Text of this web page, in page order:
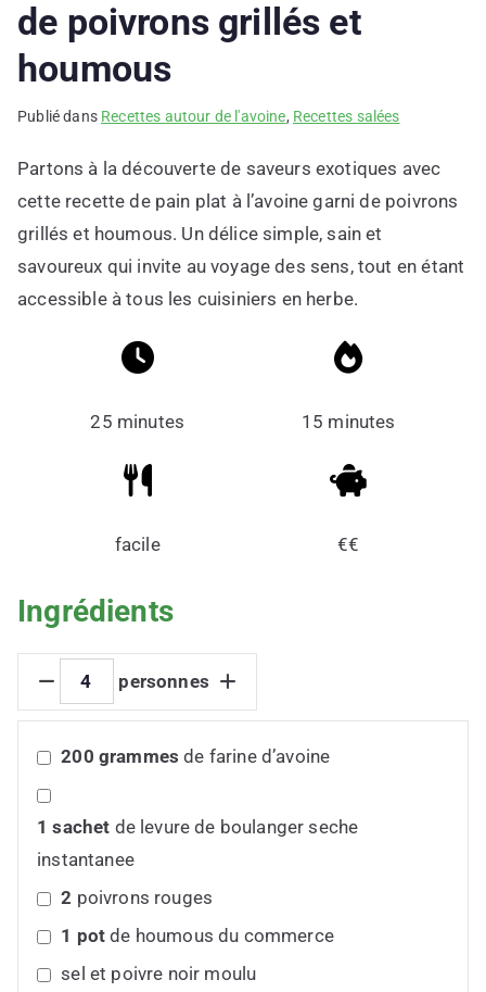
de poivrons grillés et
houmous
Publié dans Recettes autour de l'avoine, Recettes salées
Partons à la découverte de saveurs exotiques avec
cette recette de pain plat à l’avoine garni de poivrons
grillés et houmous. Un délice simple, sain et
savoureux qui invite au voyage des sens, tout en étant
accessible à tous les cuisiniers en herbe.
25 minutes 15 minutes
facile €€
Ingrédients
personnes
200 grammes de farine d’avoine
1 sachet de levure de boulanger seche
instantanee
2 poivrons rouges
1 pot de houmous du commerce
sel et poivre noir moulu